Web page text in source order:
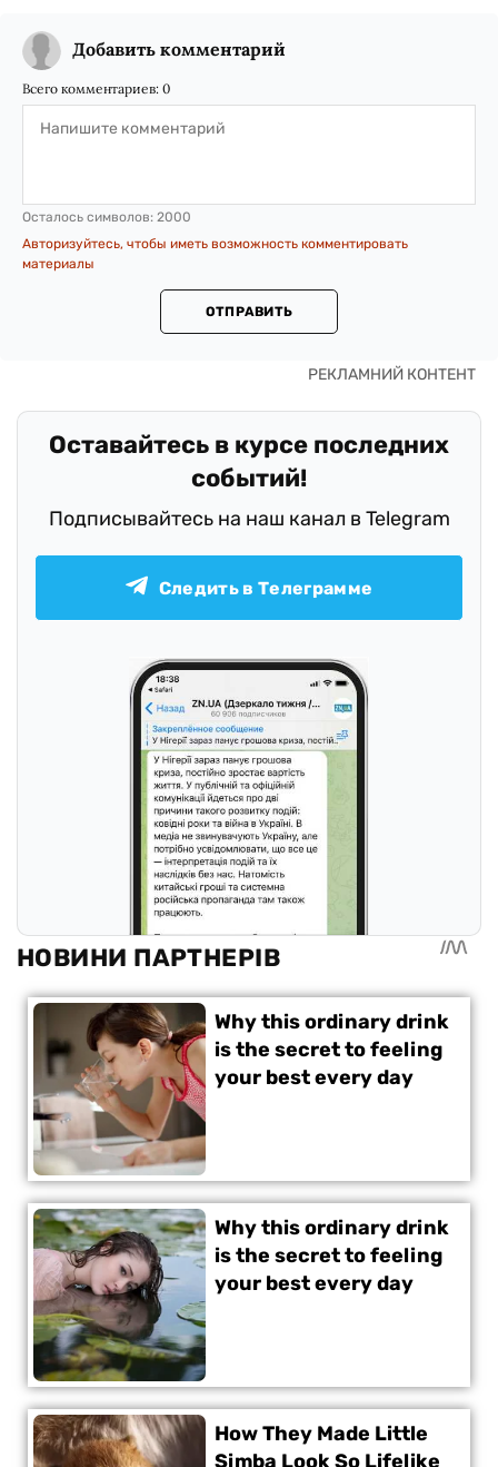
Добавить комментарий
Всего комментариев: 0
Осталось символов: 2000
Авторизуйтесь, чтобы иметь возможность комментировать
материалы
ОТПРАВИТЬ
Оставайтесь в курсе последних
событий!
Подписывайтесь на наш канал в Telegram
Следить в Телеграмме